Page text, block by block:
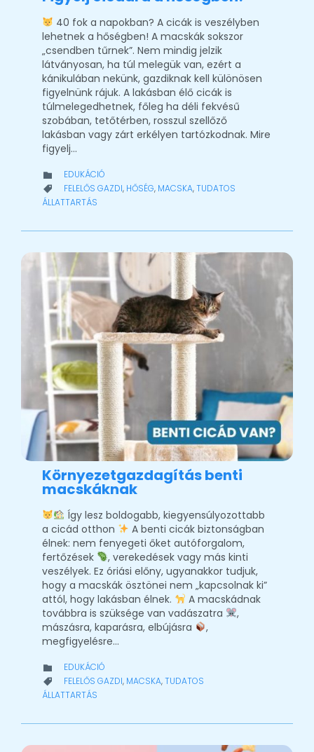
40 fok a napokban? A cicák is veszélyben
lehetnek a hőségben! A macskák sokszor
„csendben tűrnek”. Nem mindig jelzik
látványosan, ha túl melegük van, ezért a
kánikulában nekünk, gazdiknak kell különösen
figyelnünk rájuk. A lakásban élő cicák is
túlmelegedhetnek, főleg ha déli fekvésű
szobában, tetőtérben, rosszul szellőző
lakásban vagy zárt erkélyen tartózkodnak. Mire
figyelj…
 CATEGORY
EDUKÁCIÓ
 CATEGORY
FELELŐS GAZDI, HŐSÉG, MACSKA,TUDATOS
ÁLLATTARTÁS
Környezetgazdagítás benti
macskáknak
Így lesz boldogabb, kiegyensúlyozottabb
a cicád otthon
A benti cicák biztonságban
élnek: nem fenyegeti őket autóforgalom,
fertőzések
, verekedések vagy más kinti
veszélyek. Ez óriási előny, ugyanakkor tudjuk,
hogy a macskák ösztönei nem „kapcsolnak ki”
attól, hogy lakásban élnek.
A macskádnak
továbbra is szüksége van vadászatra
,
mászásra, kaparásra, elbújásra
,
megfigyelésre…
 CATEGORY
EDUKÁCIÓ
 CATEGORY
FELELŐS GAZDI, MACSKA,TUDATOS
ÁLLATTARTÁS